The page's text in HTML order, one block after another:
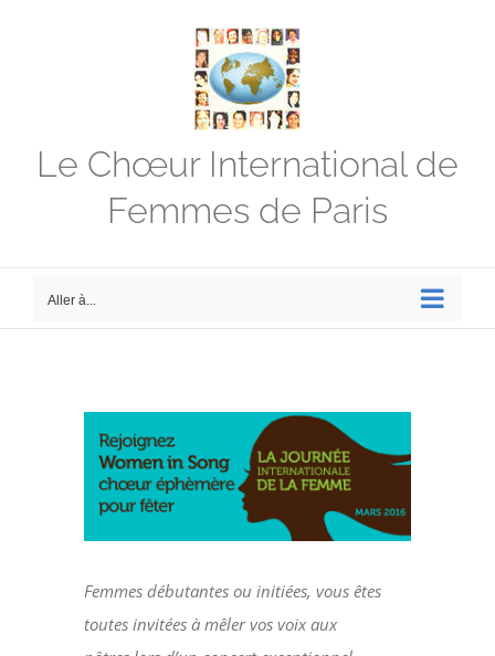
Le Chœur International de
Femmes de Paris
Aller à...
Voir
l'image
agrandie
Femmes débutantes ou initiées, vous êtes
toutes invitées à mêler vos voix aux